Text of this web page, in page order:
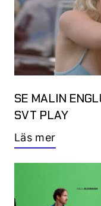
SE MALIN
SVT PLAY
Läs mer